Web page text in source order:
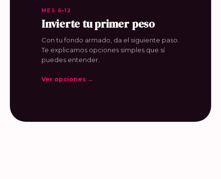
MES 6–12
Invierte tu primer peso
Con tu fondo armado, da el siguiente paso.
Te explicamos opciones simples que sí
puedes entender.
Ver opciones →